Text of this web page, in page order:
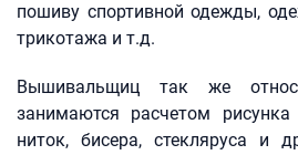
пошиву спортивной одежды,
трикотажа и т.д.
Вышивальщиц так же
занимаются расчетом
ниток, бисера, стекляруса и